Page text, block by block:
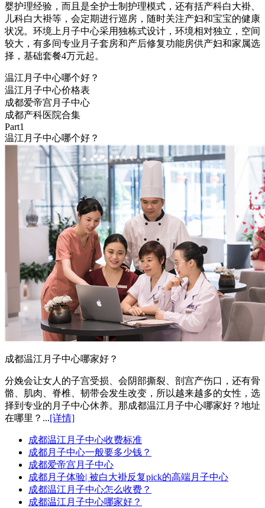
婴护理经验，而且是全护士制护理模式，还有括产科白大褂、
儿科白大褂等，会定期进行巡房，随时关注产妇和宝宝的健康
状况。环境上月子中心采用独栋式设计，环境相对独立，空间
较大，有多间专业月子套房和产后修复功能房供产妇和家属选
择，基础套餐4万元起。
温江月子中心哪个好？
温江月子中心价格表
成都爱帝宫月子中心
成都产科医院合集
Part1
温江月子中心哪个好？
成都温江月子中心哪家好？
分娩会让女人的子宫受损、会阴部撕裂、剖宫产伤口，还有骨
骼、肌肉、脊椎、韧带会发生改变，所以越来越多的女性，选
择到专业的月子中心休养。那成都温江月子中心哪家好？地址
在哪里？...[详情]
成都温江月子中心收费标准
成都月子中心一般要多少钱？
成都爱帝宫月子中心
成都月子体验| 被白大褂反复pick的高端月子中心
成都温江月子中心怎么收费？
成都温江月子中心哪家好？